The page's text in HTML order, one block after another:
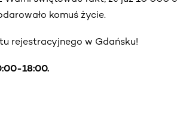
komuś życie.
rejestracyjnego w Gdańsku!
18:00.